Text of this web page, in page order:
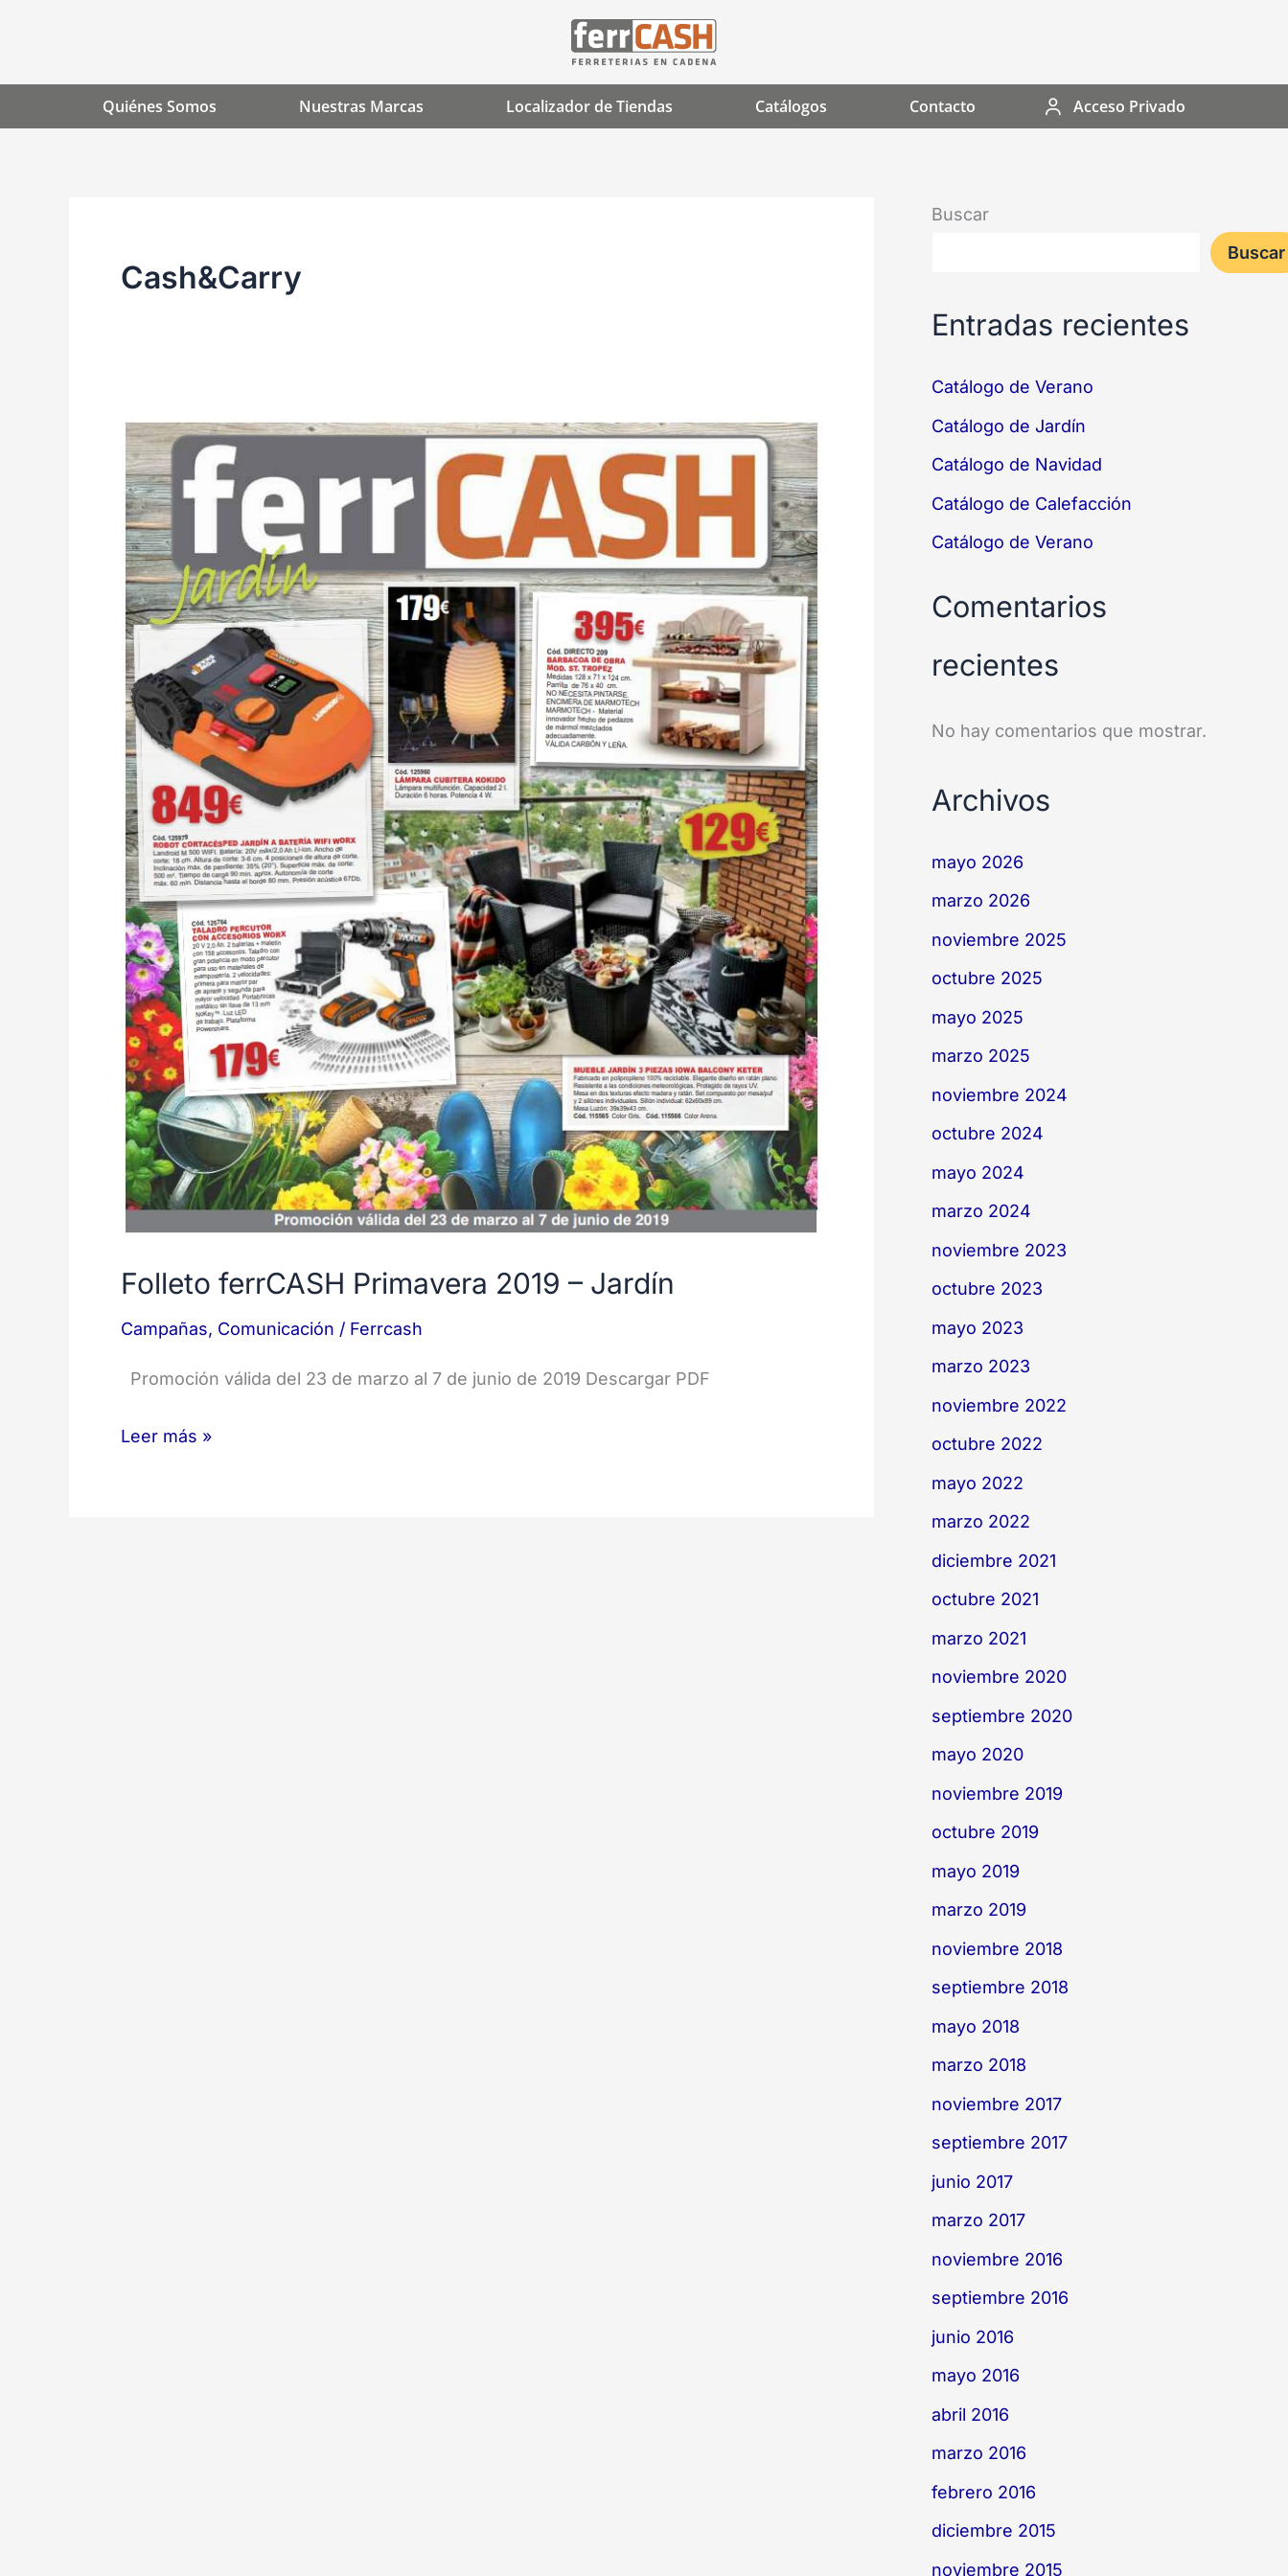
Quiénes Somos Nuestras Marcas Localizador de Tiendas Catálogos Contacto Acceso Privado
Cash&Carry
Folleto ferrCASH Primavera 2019 – Jardín
Campañas, Comunicación / Ferrcash
Promoción válida del 23 de marzo al 7 de junio de 2019 Descargar PDF
Folleto
ferrCASH
Primavera
2019
–
Jardín
Leer más »
Buscar
Buscar
Entradas recientes
Catálogo de Verano
Catálogo de Jardín
Catálogo de Navidad
Catálogo de Calefacción
Catálogo de Verano
Comentarios
recientes
No hay comentarios que mostrar.
Archivos
mayo 2026
marzo 2026
noviembre 2025
octubre 2025
mayo 2025
marzo 2025
noviembre 2024
octubre 2024
mayo 2024
marzo 2024
noviembre 2023
octubre 2023
mayo 2023
marzo 2023
noviembre 2022
octubre 2022
mayo 2022
marzo 2022
diciembre 2021
octubre 2021
marzo 2021
noviembre 2020
septiembre 2020
mayo 2020
noviembre 2019
octubre 2019
mayo 2019
marzo 2019
noviembre 2018
septiembre 2018
mayo 2018
marzo 2018
noviembre 2017
septiembre 2017
junio 2017
marzo 2017
noviembre 2016
septiembre 2016
junio 2016
mayo 2016
abril 2016
marzo 2016
febrero 2016
diciembre 2015
noviembre 2015